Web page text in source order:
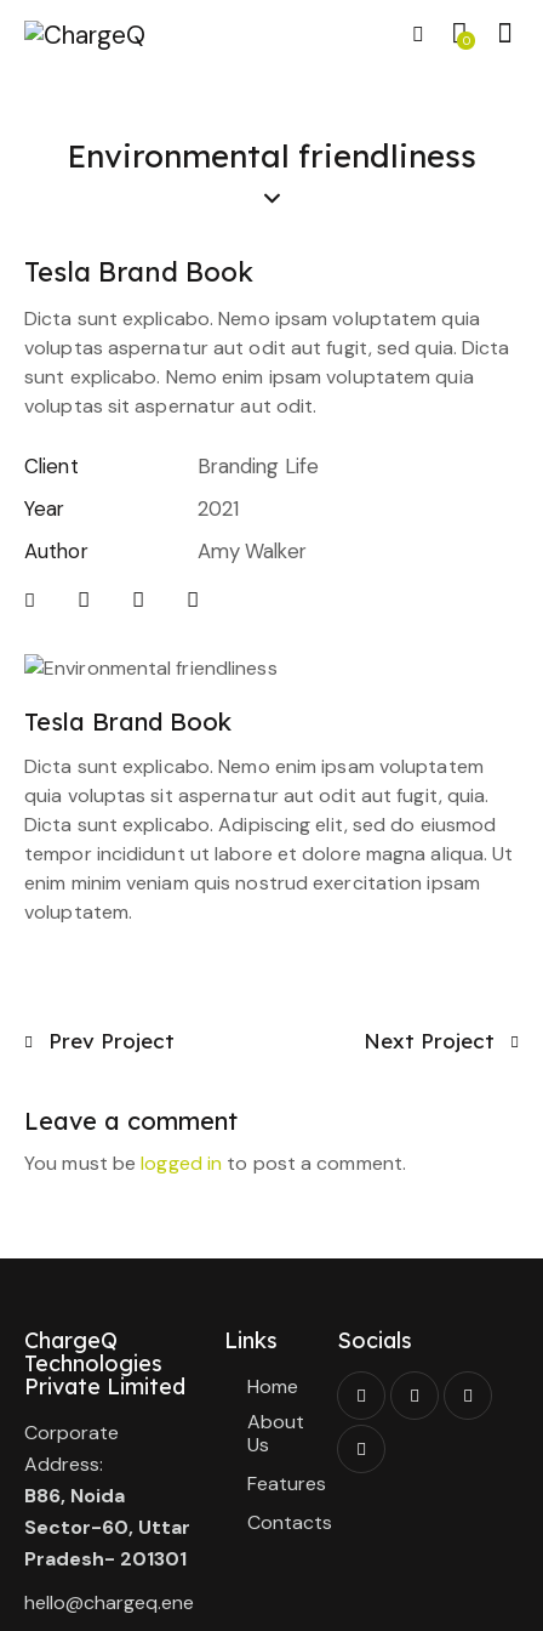
0
Environmental friendliness
Tesla Brand Book
Dicta sunt explicabo. Nemo enim ipsam voluptatem
quia voluptas sit aspernatur aut odit aut fugit, quia.
Dicta sunt explicabo. Adipiscing elit, sed do eiusmod
tempor incididunt ut labore et dolore magna aliqua. Ut
enim minim veniam quis nostrud exercitation ipsam
voluptatem.
Tesla Brand Book
Dicta sunt explicabo. Nemo ipsam voluptatem quia
voluptas aspernatur aut odit aut fugit, sed quia. Dicta
sunt explicabo. Nemo enim ipsam voluptatem quia
voluptas sit aspernatur aut odit.
Client
Branding Life
Year
2021
Author
Amy Walker
Prev Project Next Project
Leave a comment
You must belogged in to post a comment.
ChargeQ
Technologies
Private Limited
Corporate
Address:
B86, Noida
Sector-60, Uttar
Pradesh- 201301
hello@chargeq.ene
Links
Home
About
Us
Features
Contacts
Socials